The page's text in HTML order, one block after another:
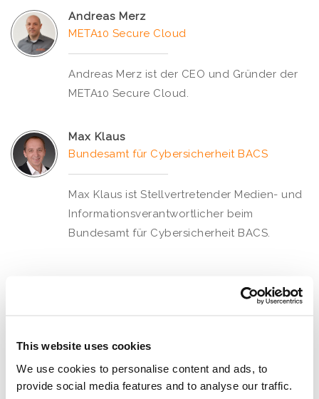
This website uses cookies
We use cookies to personalise content and ads, to
provide social media features and to analyse our traffic.
Andreas Merz
META10 Secure Cloud
Andreas Merz ist der CEO und Gründer der
META10 Secure Cloud.
Max Klaus
Bundesamt für Cybersicherheit BACS
Max Klaus ist Stellvertretender Medien- und
Informationsverantwortlicher beim
Bundesamt für Cybersicherheit BACS.
Ausgebucht:Cybersecurity in KMU am26.